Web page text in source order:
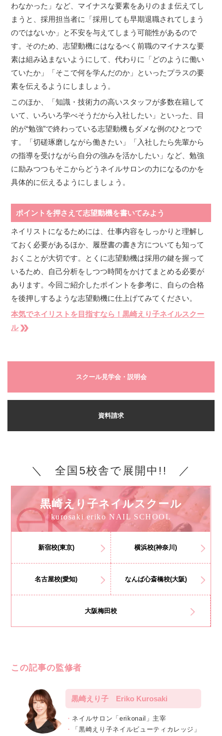
わなかった」など、マイナスな要素をありのまま伝えてし
まうと、採用担当者に「採用しても早期退職されてしまう
のではないか」と不安を与えてしまう可能性があるので
す。そのため、志望動機にはなるべく前職のマイナスな要
素は組み込まないようにして、代わりに「どのように働い
ていたか」「そこで何を学んだのか」といったプラスの要
素を伝えるようにしましょう。
このほか、「知識・技術力の高いスタッフが多数在籍して
いて、いろいろ学べそうだから入社したい」といった、目
的が“勉強”で終わっている志望動機もダメな例のひとつで
す。「切磋琢磨しながら働きたい」「入社したら先輩から
の指導を受けながら自分の強みを活かしたい」など、勉強
に励みつつもそこからどうネイルサロンの力になるのかを
具体的に伝えるようにしましょう。
ポイントを押さえて志望動機を書いてみよう
ネイリストになるためには、仕事内容をしっかりと理解し
ておく必要があるほか、履歴書の書き方についても知って
おくことが大切です。とくに志望動機は採用の鍵を握って
いるため、自己分析をしつつ時間をかけてまとめる必要が
あります。今回ご紹介したポイントを参考に、自らの合格
を後押しするような志望動機に仕上げてみてください。
本気でネイリストを目指すなら！黒崎えり子ネイルスクー
ルdouble_arrow
スクール見学会・説明会
資料請求
＼ 全国5校舎で展開中!! ／
黒崎えり子ネイルスクール
kurosaki eriko NAIL SCHOOL
新宿校(東京) 横浜校(神奈川)
名古屋校(愛知) なんば心斎橋校(大阪)
大阪梅田校
この記事の監修者
黒崎えり子 Eriko Kurosaki
ネイルサロン「erikonail」主宰
「黒崎えり子ネイルビューティカレッジ」